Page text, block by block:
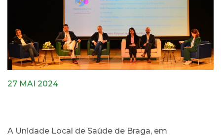
27 MAI 2024
A Unidade Local de Saúde de Braga, em